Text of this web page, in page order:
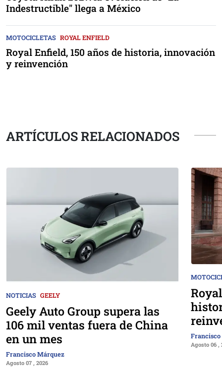
Indestructible" llega a México
MOTOCICLETAS ROYAL ENFIELD
Royal Enfield, 150 años de historia, innovación
y reinvención
ARTÍCULOS RELACIONADOS
NOTICIAS GEELY
Geely Auto Group supera las
106 mil ventas fuera de China
en un mes
Francisco Márquez
Agosto 07 , 2026
Agosto 06 ,